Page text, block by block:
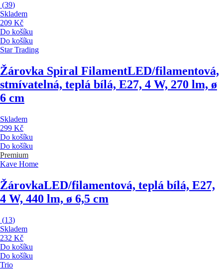
(39)
Skladem
209 Kč
Do košíku
Do košíku
Star Trading
Žárovka Spiral FilamentLED/filamentová,
stmívatelná, teplá bílá, E27, 4 W, 270 lm, ø
6 cm
Skladem
299 Kč
Do košíku
Do košíku
Premium
Kave Home
ŽárovkaLED/filamentová, teplá bílá, E27,
4 W, 440 lm, ø 6,5 cm
(13)
Skladem
232 Kč
Do košíku
Do košíku
Trio